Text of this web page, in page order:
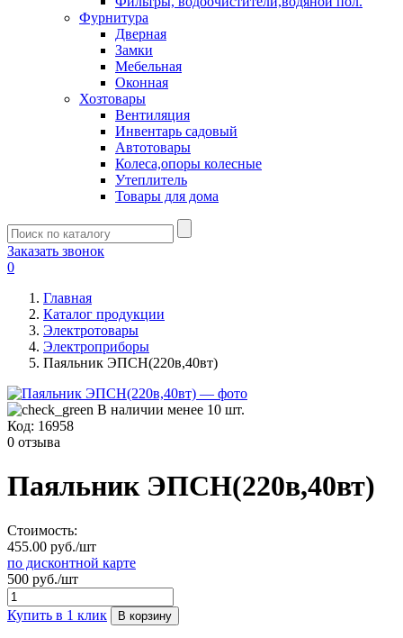
Фурнитура
Дверная
Замки
Мебельная
Оконная
Хозтовары
Вентиляция
Инвентарь садовый
Автотовары
Колеса,опоры колесные
Утеплитель
Товары для дома
Заказать звонок
0
Главная
Каталог продукции
Электротовары
Электроприборы
Паяльник ЭПСН(220в,40вт)
В наличии менее 10 шт.
Код: 16958
0 отзыва
Паяльник ЭПСН(220в,40вт)
Стоимость:
455.00 руб./шт
по дисконтной карте
500 руб./шт
Купить в 1 клик В корзину